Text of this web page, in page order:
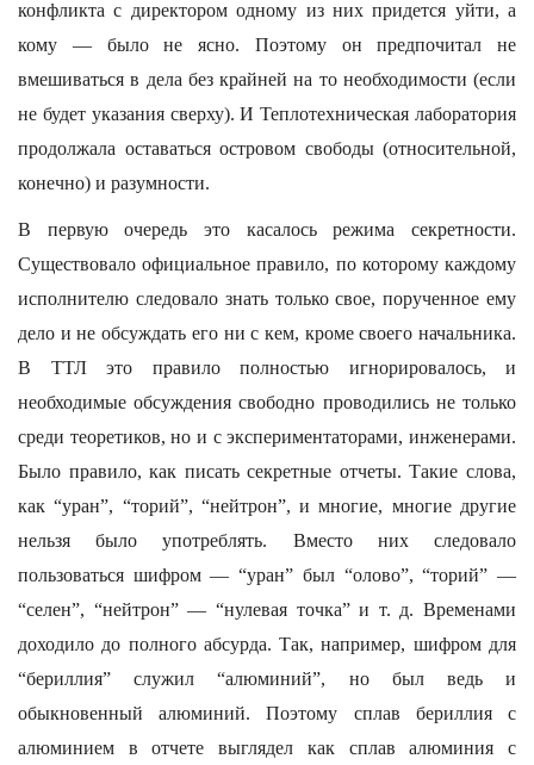
конфликта с директором одному из них придется уйти, а
кому — было не ясно. Поэтому он предпочитал не
вмешиваться в дела без крайней на то необходимости (если
не будет указания сверху). И Теплотехническая лаборатория
продолжала оставаться островом свободы (относительной,
конечно) и разумности.
В первую очередь это касалось режима секретности.
Существовало официальное правило, по которому каждому
исполнителю следовало знать только свое, порученное ему
дело и не обсуждать его ни с кем, кроме своего начальника.
В ТТЛ это правило полностью игнорировалось, и
необходимые обсуждения свободно проводились не только
среди теоретиков, но и с экспериментаторами, инженерами.
Было правило, как писать секретные отчеты. Такие слова,
как “уран”, “торий”, “нейтрон”, и многие, многие другие
нельзя было употреблять. Вместо них следовало
пользоваться шифром — “уран” был “олово”, “торий” —
“селен”, “нейтрон” — “нулевая точка” и т. д. Временами
доходило до полного абсурда. Так, например, шифром для
“бериллия” служил “алюминий”, но был ведь и
обыкновенный алюминий. Поэтому сплав бериллия с
алюминием в отчете выглядел как сплав алюминия с